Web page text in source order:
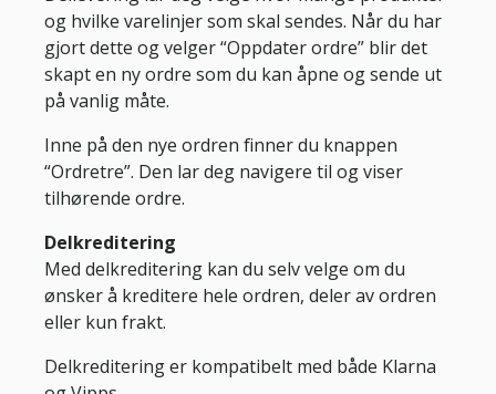
og hvilke varelinjer som skal sendes. Når du har
gjort dette og velger “Oppdater ordre” blir det
skapt en ny ordre som du kan åpne og sende ut
på vanlig måte.
Inne på den nye ordren finner du knappen
“Ordretre”. Den lar deg navigere til og viser
tilhørende ordre.
Delkreditering
Med delkreditering kan du selv velge om du
ønsker å kreditere hele ordren, deler av ordren
eller kun frakt.
Delkreditering er kompatibelt med både Klarna